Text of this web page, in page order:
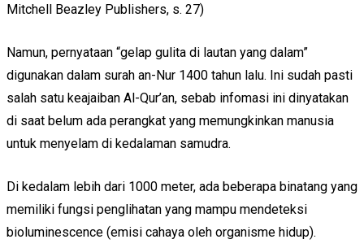
Mitchell Beazley Publishers, s. 27)
Namun, pernyataan “gelap gulita di lautan yang dalam”
digunakan dalam surah an-Nur 1400 tahun lalu. Ini sudah pasti
salah satu keajaiban Al-Qur’an, sebab infomasi ini dinyatakan
di saat belum ada perangkat yang memungkinkan manusia
untuk menyelam di kedalaman samudra.
Di kedalam lebih dari 1000 meter, ada beberapa binatang yang
memiliki fungsi penglihatan yang mampu mendeteksi
bioluminescence (emisi cahaya oleh organisme hidup).